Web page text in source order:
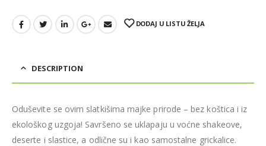
DODAJ U LISTU ŽELJA
DESCRIPTION
Oduševite se ovim slatkišima majke prirode – bez koštica i iz
ekološkog uzgoja! Savršeno se uklapaju u voćne shakeove,
deserte i slastice, a odlične su i kao samostalne grickalice.